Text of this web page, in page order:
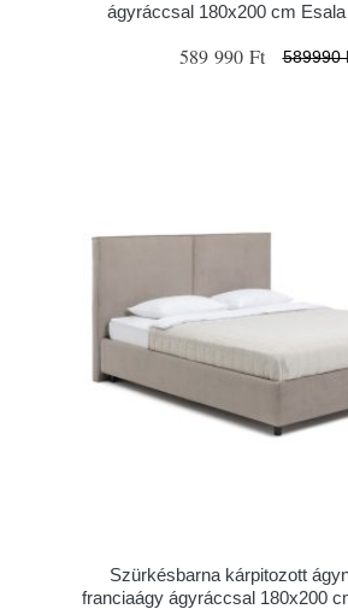
ágyráccsal 180x200 cm
589 990 Ft 589990
Szürkésbarna kárpitozott
franciaágy ágyráccsal 180x200